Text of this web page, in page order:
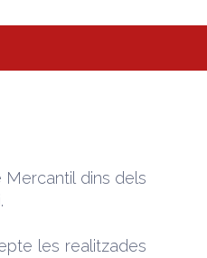
dins dels
les realitzades